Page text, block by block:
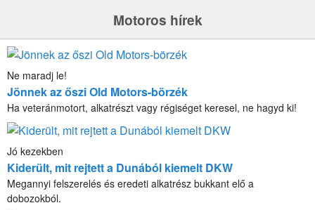
Motoros hírek
Ne maradj le!
Jönnek az őszi Old Motors-börzék
Ha veteránmotort, alkatrészt vagy régiséget keresel, ne hagyd ki!
Jó kezekben
Kiderült, mit rejtett a Dunából kiemelt DKW
Megannyi felszerelés és eredeti alkatrész bukkant elő a
dobozokból.